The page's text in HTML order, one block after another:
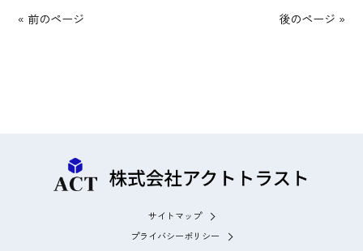
« 前のページ 後のページ »
サイトマップ
プライバシーポリシー